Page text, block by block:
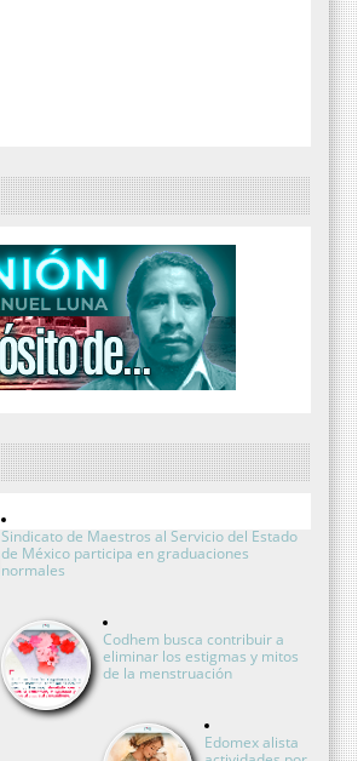
Sindicato de Maestros al Servicio del Estado
de México participa en graduaciones
normales
Codhem busca contribuir a
eliminar los estigmas y mitos
de la menstruación
Edomex alista